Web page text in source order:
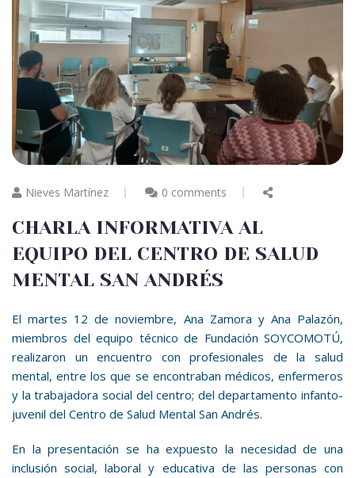
Nieves Martínez 0 comments
CHARLA INFORMATIVA AL
EQUIPO DEL CENTRO DE SALUD
MENTAL SAN ANDRÉS
El martes 1 2 denoviembre, Ana Zamora y Ana Palazón,
miembros del equipo técnico de Fundación SOYCOMOTÚ,
realizaron un encuentro conprofesionales de la salud
mental, entre los que se encontraban médicos, enfermeros
y la trabajadora social del centro; del departamento infanto-
juvenil del Centro de Salud Mental San Andrés.
En la presentación se ha expuesto la necesidad de una
inclusión social, laboral y educativa de las personas con